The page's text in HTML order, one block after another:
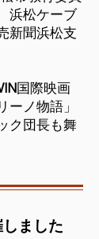
浜松ケーブ
新聞浜松支
国際映画
ーノ物語」
ク団長も舞
ました